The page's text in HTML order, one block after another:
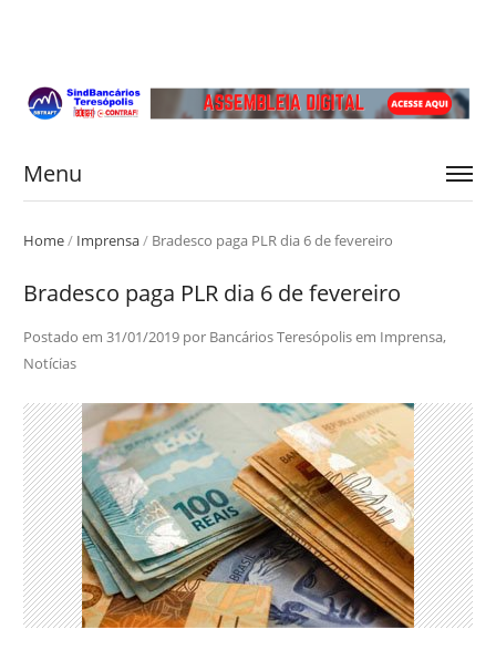
Menu
Home/ Imprensa/ Bradesco paga PLR dia 6 de fevereiro
Bradesco paga PLR dia 6 de fevereiro
Postado em 31/01/2019por Bancários Teresópolisem Imprensa,
Notícias